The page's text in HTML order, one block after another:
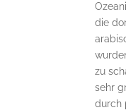
die
zu
sehr
durch